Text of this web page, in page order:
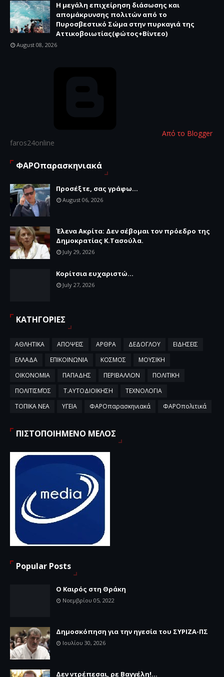
Η μεγάλη επιχείρηση διάσωσης και
απομάκρυνσης πολιτών από το
Πυροσβεστικό Σώμα στην πυρκαγιά της
Αττικοβοιωτίας(φώτος+Βίντεο)
August 08, 2026
Από το Blogger
faros24online
ΦΑΡΟπαρασκηνιακά
Προσέξτε, σας γράφω...
August 06, 2026
Έλενα Ακρίτα: Δεν σέβομαι τον πρόεδρο της
Δημοκρατίας Κ.Τασούλα.
July 29, 2026
Κορίτσια ευχαριστώ...
July 27, 2026
ΚΑΤΗΓΟΡΙΕΣ
ΑΘΛΗΤΙΚΑ ΑΠΟΨΕΙΣ ΑΡΘΡΑ ΔΕΔΟΓΛΟΥ
ΕΙΔΗΣΕΙΣ
ΕΛΛΑΔΑ
ΕΠΙΚΟΙΝΩΝΙΑ ΚΟΣΜΟΣ
ΜΟΥΣΙΚΗ
ΟΙΚΟΝΟΜΙΑ
ΠΑΠΑΔΗΣ ΠΕΡΙΒΑΛΛΟΝ
ΠΟΛΙΤΙΚΗ
ΠΟΛΙΤΙΣΜΌΣ
Τ.ΑΥΤΟΔΙΟΙΚΗΣΗ
ΤΕΧΝΟΛΟΓΙΑ
ΤΟΠΙΚΑ ΝΕΑ
ΥΓΕΙΑ ΦΑΡΟπαρασκηνιακά ΦΑΡΟπολιτικά
ΠΙΣΤΟΠΟΙΗΜΕΝΟ ΜΕΛΟΣ
Popular Posts
Ο Καιρός στη Θράκη
Νοεμβρίου 05, 2022
Δημοσκόπηση για την ηγεσία του ΣΥΡΙΖΑ-ΠΣ
Ιουλίου 30, 2026
Δεν ντρέπεσαι, ρε Βαγγέλη!...